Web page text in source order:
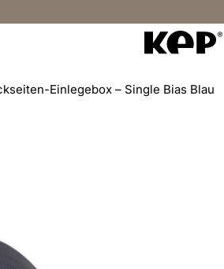
Einlegebox – Single Bias Blau